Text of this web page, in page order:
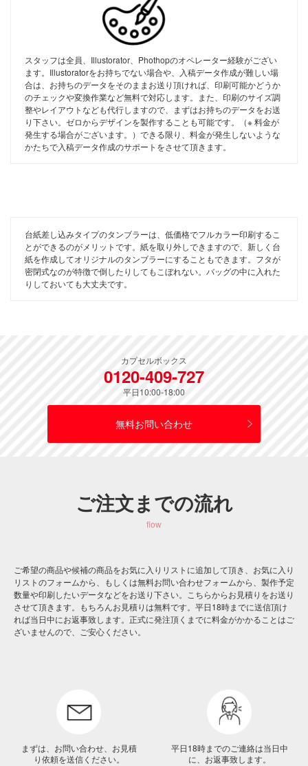
スタッフは全員、Illustorator、Phothopのオペレーター経験がござい
ます。Illustoratorをお持ちでない場合や、入稿データ作成が難しい場
合は、お持ちのデータをそのままお送り頂ければ、印刷可能かどうか
のチェックや変換作業など無料で対応します。また、印刷のサイズ調
整やレイアウトなども代行しますので、まずはお持ちのデータをお送
り下さい。ゼロからデザインを製作することも可能です。（※ 料金が
発生する場合がございます。）できる限り、料金が発生しないような
かたちで入稿データ作成のサポートをさせて頂きます。
台紙差し込みタイプのタンブラーは、低価格でフルカラー印刷するこ
とができるのがメリットです。紙を取り外しできますので、新しく台
紙を作成してオリジナルのタンブラーにすることもできます。フタが
密閉式なのが特徴で倒したりしてもこぼれない。バッグの中に入れた
りしておいても大丈夫です。
カプセルボックス
0120-409-727
平日10:00-18:00
無料お問い合わせ
ご注文までの流れ
flow
ご希望の商品や候補の商品をお気に入りリストに追加して頂き、お気に入り
リストのフォームから、もしくは無料お問い合わせフォームから、製作予定
数量や印刷したいデータなどをお送り下さい。こちらからお見積りをお送り
させて頂きます。もちろんお見積りは無料です。平日18時までに送信頂け
れば当日中にお返事致します。正式に発注頂くまでに料金がかかることはご
ざいませんので、ご安心ください。
まずは、お問い合わせ、お見積
り依頼を送信ください。
平日18時までのご連絡は当日中
に、お返事致します。